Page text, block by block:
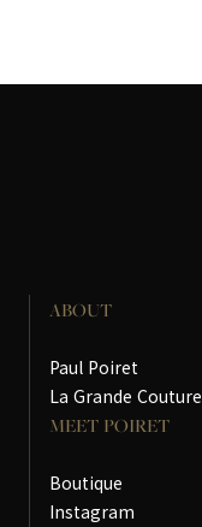
ABOUT
Paul Poiret
La Grande Couture
MEET POIRET
Boutique
Instagram